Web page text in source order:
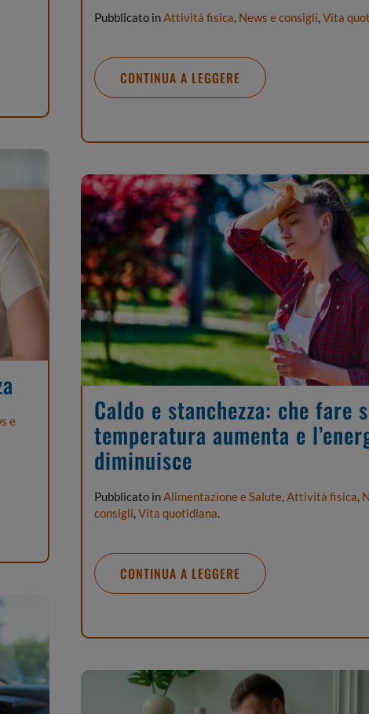
Pubblicato inAttività fisica, News e consigli,Vita
CONTINUA A LEGGERE
e
Caldo e stanchezza: che fare
temperatura aumenta e
diminuisce
Pubblicato inAlimentazione e Salute,Attività fisica,
consigli,Vita quotidiana.
CONTINUA A LEGGERE